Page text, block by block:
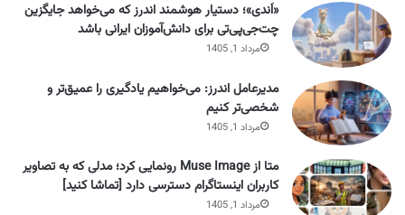
«اَندی»؛ دستیار هوشمند اندرز که می‌خواهد جایگزین
چت‌جی‌پی‌تی برای دانش‌آموزان ایرانی باشد
مرداد 1, 1405
مدیرعامل اندرز: می‌خواهیم یادگیری را عمیق‌تر و
شخصی‌تر کنیم
مرداد 1, 1405
متا از Muse Image رونمایی کرد؛ مدلی که به تصاویر
کاربران اینستاگرام دسترسی دارد [تماشا کنید]
مرداد 1, 1405